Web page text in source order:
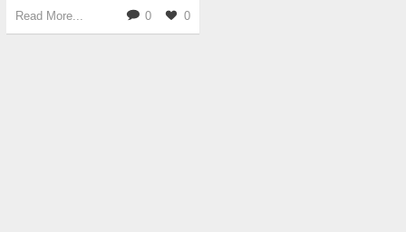
Read More... 0 0